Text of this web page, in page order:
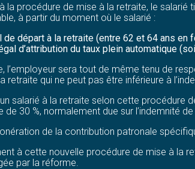
la procédure de mise à la retraite, le salarié
à partir du moment où le salarié :
de départ à la retraite (entre 62 et 64 ans en
d’attribution du taux plein automatique
l’employeur sera tout de même tenu de
retraite qui ne peut pas être inférieure à
un salarié à la retraite selon cette
30 %, normalement due sur l’indemnité
de la contribution patronale
à cette nouvelle procédure de mise à la
par la réforme.